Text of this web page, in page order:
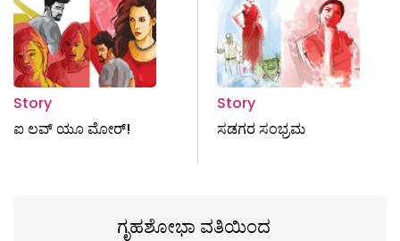
Story
ಐ ಲವ್ ಯೂ ಮೋರ್‌!
Story
ಸಡಗರ ಸಂಭ್ರಮ
ಗೃಹಶೋಭಾ ವತಿಯಿಂದ